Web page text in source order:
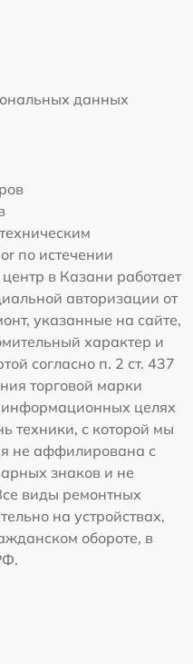
данных
по истечении
в Казани работает
авторизации от
указанные на сайте,
характер и
согласно п. 2 ст. 437
торговой марки
информационных целях
техники, с которой мы
не аффилирована с
знаков и не
виды ремонтных
на устройствах,
обороте, в